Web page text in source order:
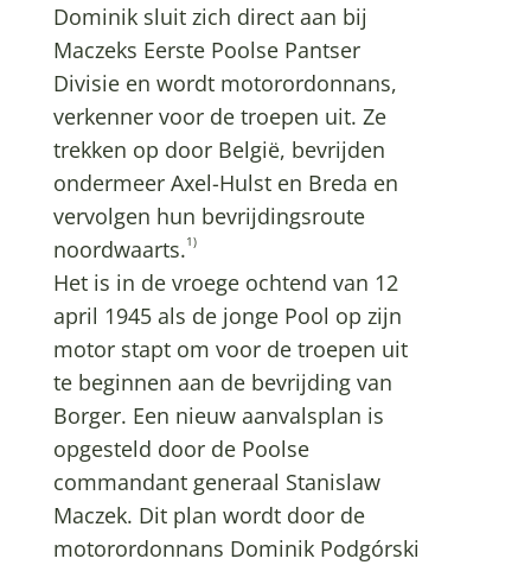
Dominik sluit zich direct aan bij
Maczeks Eerste Poolse Pantser
Divisie en wordt motorordonnans,
verkenner voor de troepen uit. Ze
trekken op door België, bevrijden
ondermeer Axel-Hulst en Breda en
vervolgen hun bevrijdingsroute
noordwaarts.1)
Het is in de vroege ochtend van 12
april 1945 als de jonge Pool op zijn
motor stapt om voor de troepen uit
te beginnen aan de bevrijding van
Borger. Een nieuw aanvalsplan is
opgesteld door de Poolse
commandant generaal Stanislaw
Maczek. Dit plan wordt door de
motorordonnans Dominik Podgórski